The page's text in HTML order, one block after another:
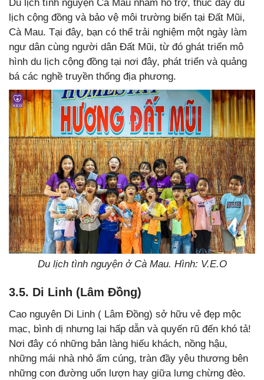
Du lịch tình nguyện Cà Mau nhằm hỗ trợ, thúc đẩy du
lịch cộng đồng và bảo vệ môi trường biển tại Đất Mũi,
Cà Mau. Tại đây, bạn có thể trải nghiệm một ngày làm
ngư dân cùng người dân Đất Mũi, từ đó ghát triển mô
hình du lịch cộng đồng tại nơi đây, phát triển và quảng
bá các nghề truyền thống địa phương.
Du lịch tình nguyện ở Cà Mau. Hình: V.E.O
3.5. Di Linh (Lâm Đồng)
Cao nguyên Di Linh ( Lâm Đồng) sở hữu vẻ đẹp mộc
mạc, bình dị nhưng lại hấp dẫn và quyến rũ đến khó tả!
Nơi đây có những bản làng hiếu khách, nồng hậu,
những mái nhà nhỏ ấm cúng, tràn đầy yêu thương bên
những con đường uốn lượn hay giữa lưng chừng đèo.